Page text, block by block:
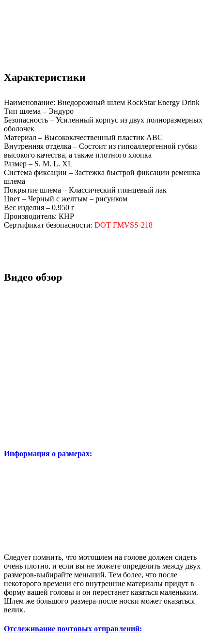
Характеристики
Наименование: Внедорожный шлем RockStar Energy Drink
Тип шлема – Эндуро
Безопасность – Усиленный корпус из двух полноразмерных
оболочек
Материал – Высококачественный пластик АВС
Внутренняя отделка – Состоит из гипоаллергенной губки
высокого качества, а также плотного хлопка
Размер – S. М. L. ХL
Система фиксации – Застежка быстрой фиксации ремешка
шлема
Покрытие шлема – Классический глянцевый лак
Цвет – Черный с желтым – рисунком
Вес изделия – 0.950 г
Производитель: КНР
Сертификат безопасности: DOT FMVSS-218
Видео обзор
Информация о размерах:
Следует помнить, что мотошлем на голове должен сидеть
очень плотно, и если вы не можете определить между двух
размеров-выбирайте меньший. Тем более, что после
некоторого времени его внутренние материалы придут в
форму вашей головы и он перестанет казаться маленьким.
Шлем же большого размера-после носки может оказаться
велик.
Отслеживание почтовых отправлений: